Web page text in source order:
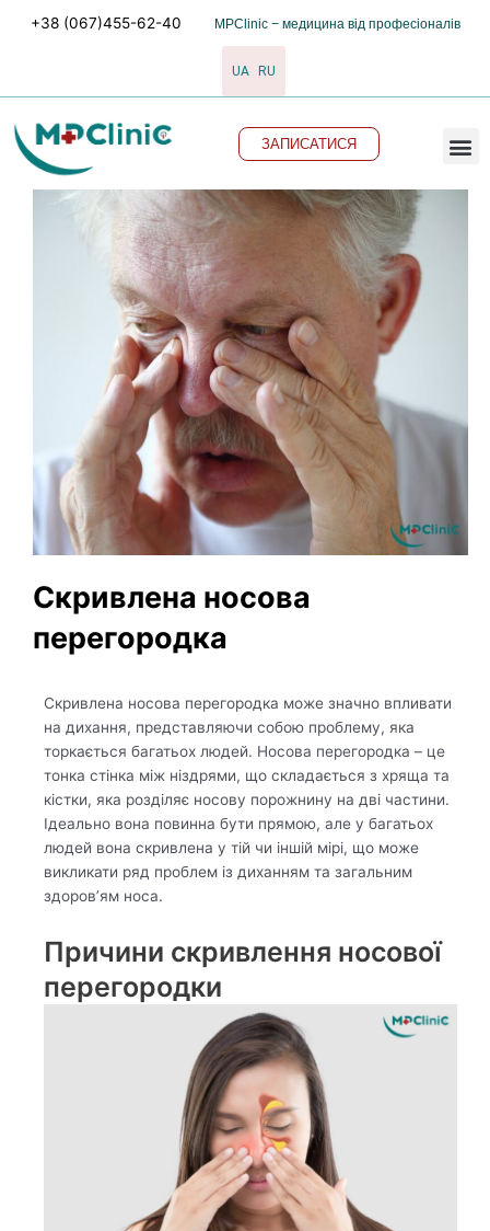
+38 (067)455-62-40 MPClinic − медицина від професіоналів
UA RU
ЗАПИСАТИСЯ
Скривлена носова
перегородка
Скривлена носова перегородка може значно впливати
на дихання, представляючи собою проблему, яка
торкається багатьох людей. Носова перегородка – це
тонка стінка між ніздрями, що складається з хряща та
кістки, яка розділяє носову порожнину на дві частини.
Ідеально вона повинна бути прямою, але у багатьох
людей вона скривлена у тій чи іншій мірі, що може
викликати ряд проблем із диханням та загальним
здоров’ям носа.
Причини скривлення носової
перегородки